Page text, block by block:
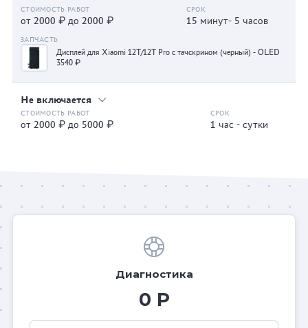
от 2000 ₽ до 2000 ₽ 15 минут- 5 часов
Дисплей для Xiaomi 12T/12T Pro с тачскрином (черный) - OLED
3540 ₽
Не включается
от 2000 ₽ до 5000 ₽ 1 час - сутки
Диагностика
0 Р